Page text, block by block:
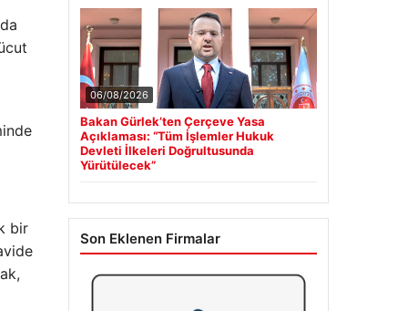
bir
06/08/2026
Bakan Gürlek’ten Çerçeve Yasa
Açıklaması: “Tüm İşlemler Hukuk
Devleti İlkeleri Doğrultusunda
Yürütülecek”
Son Eklenen Firmalar